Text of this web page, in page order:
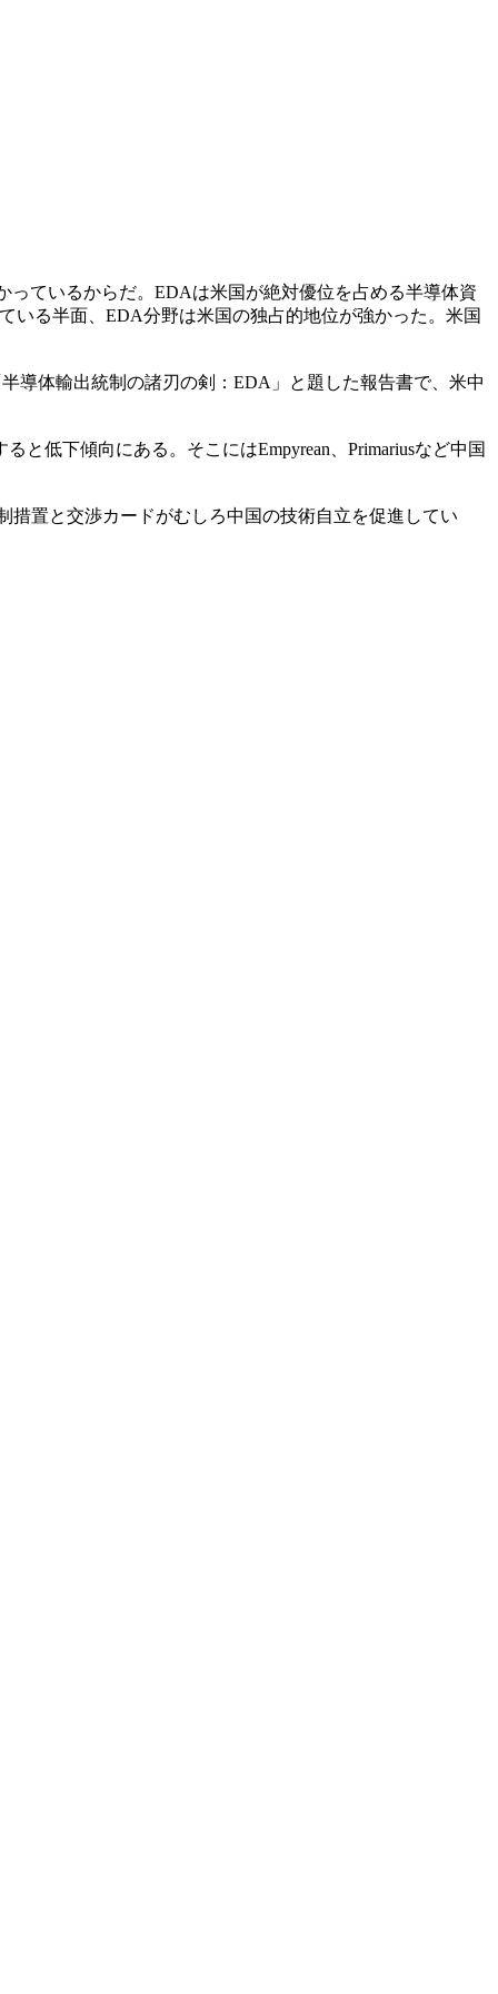
ているからだ。EDAは米国が絶対優位を占める半導体資
いる半面、EDA分野は米国の独占的地位が強かった。米国
導体輸出統制の諸刃の剣：EDA」と題した報告書で、米中
と低下傾向にある。そこにはEmpyrean、Primariusなど中国
置と交渉カードがむしろ中国の技術自立を促進してい